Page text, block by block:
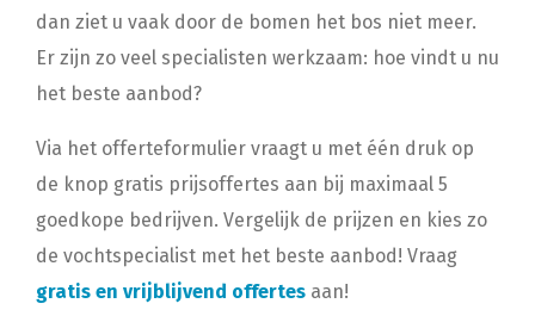
dan ziet u vaak door de bomen het bos niet meer.
Er zijn zo veel specialisten werkzaam: hoe vindt u nu
het beste aanbod?
Via het offerteformulier vraagt u met één druk op
de knop gratis prijsoffertes aan bij maximaal 5
goedkope bedrijven. Vergelijk de prijzen en kies zo
de vochtspecialist met het beste aanbod! Vraag
gratis en vrijblijvend offertes aan!